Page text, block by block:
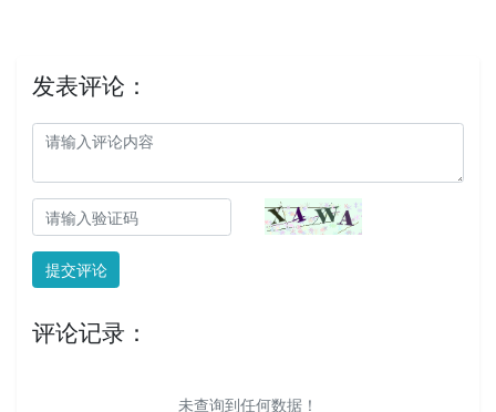
发表评论：
提交评论
评论记录：
未查询到任何数据！